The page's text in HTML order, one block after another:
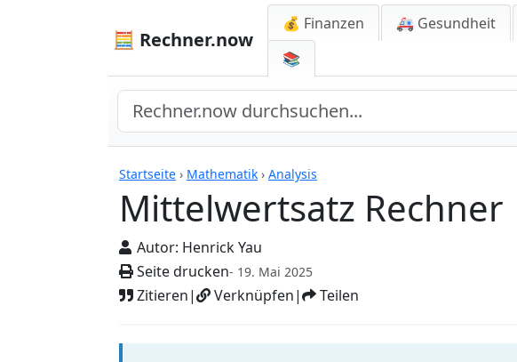
🧮 Rechner.now
💰 Finanzen 🚑 Gesundheit
📚
Startseite › Mathematik › Analysis
Mittelwertsatz Rechner
Autor: Henrick Yau
Seite drucken- 19. Mai 2025
Zitieren| Verknüpfen| Teilen
Rechner